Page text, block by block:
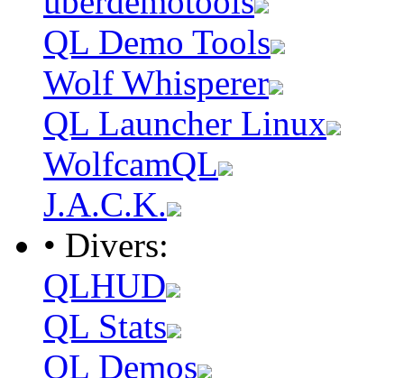
QL Demo Tools
Wolf Whisperer
QL Launcher Linux
WolfcamQL
J.A.C.K.
• Divers:
QLHUD
QL Stats
QL Demos